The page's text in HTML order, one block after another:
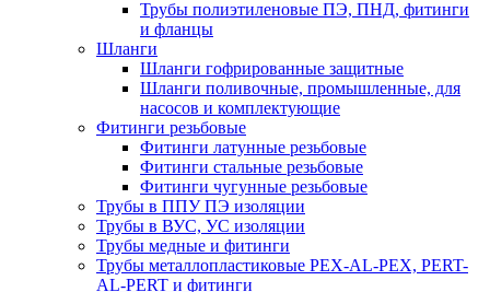
Трубы полиэтиленовые ПЭ, ПНД, фитинги
и фланцы
Шланги
Шланги гофрированные защитные
Шланги поливочные, промышленные, для
насосов и комплектующие
Фитинги резьбовые
Фитинги латунные резьбовые
Фитинги стальные резьбовые
Фитинги чугунные резьбовые
Трубы в ППУ ПЭ изоляции
Трубы в ВУС, УС изоляции
Трубы медные и фитинги
Трубы металлопластиковые PEX-AL-PEX, PERT-
AL-PERT и фитинги